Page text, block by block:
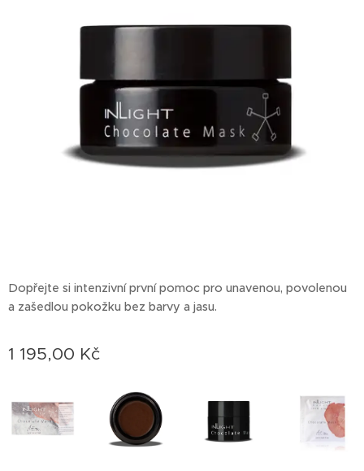
Dopřejte si intenzivní první pomoc pro unavenou, povolenou
a zašedlou pokožku bez barvy a jasu.
1 195,00 Kč